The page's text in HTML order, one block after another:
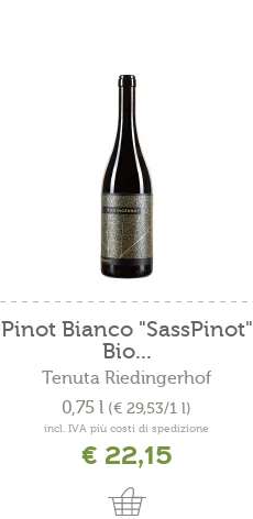
Pinot Bianco "SassPinot"
Bio...
Tenuta Riedingerhof
0,75 l (€ 29,53/1 l)
incl. IVA più costi di spedizione
€ 22,15